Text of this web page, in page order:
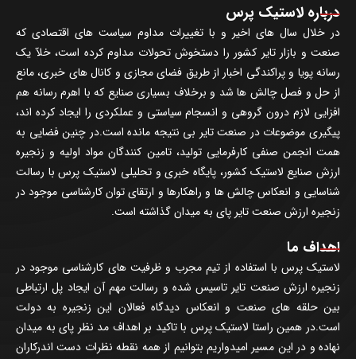
درباره لاستیک پرس
در خلال سال های اخیر و با تغییرات مداوم سیاست های اقتصادی که
صنعت و بازار تایر کشور را دستخوش تحولات مداوم کرده است، خلآ یک
رسانه پویا و پراکندگی اخبار از طریق فضای مجازی و کانال های خبری، مانع
از حل و فصل چالش ها شد و برخلاف بسیاری صنایع که با اهرم رسانه هم
افزایی لازم درون گروهی و انسجام سیاستی و عملکردی را ایجاد کرده اند،
پیگیری موضوعات در صنعت تایر بی نتیجه مانده است.در چنین فضایی به
همت انجمن صنفی کارفرمایی تولید، تامین کنندگان مواد اولیه و زنجیره
ارزش صنایع لاستیک کشور، پایگاه خبری و تحلیلی لاستیک پرس با رسالت
شناسایی و انعکاس چالش ها و راهکارها و ارتقای توان کارشناسی موجود در
زنجیره ارزش صنعت تایر پای به میدان گذاشته است.
اهداف ما
لاستیک پرس با استفاده از تیم مجرب و ظرفیت های کارشناسی موجود در
زنجیره ارزش صنعت تایر تاسیس شده و رسالت مهم آن ایجاد پل ارتباطی
بین حلقه های صنعت و انعکاس دیدگاه فعالان این زنجیره به دولت
است.در همین راستا لاستیک پرس با تاکید بر اهداف مد نظر پای به میدان
نهاده و در این مسیر امیدواریم بتوانیم از همه نقطه نظرات دست اندرکاران